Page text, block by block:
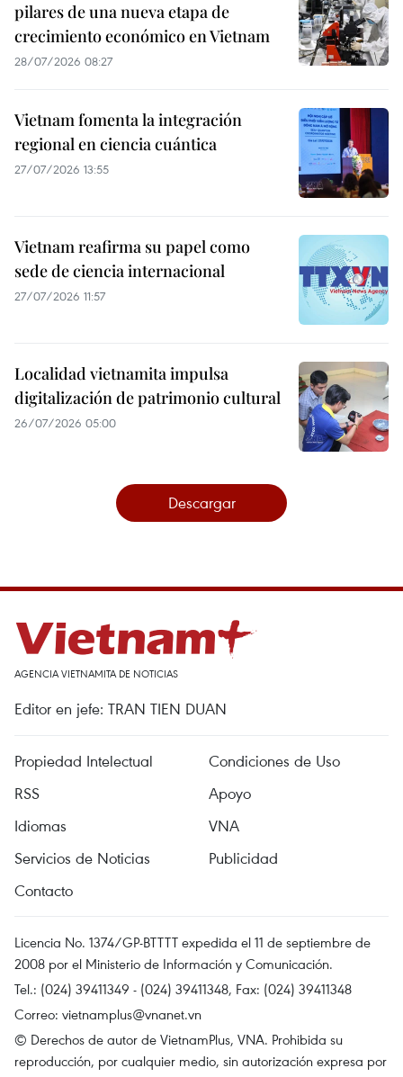
pilares de una nueva etapa de
crecimiento económico en Vietnam
28/07/2026 08:27
Vietnam fomenta la integración
regional en ciencia cuántica
27/07/2026 13:55
Vietnam reafirma su papel como
sede de ciencia internacional
27/07/2026 11:57
Localidad vietnamita impulsa
digitalización de patrimonio cultural
26/07/2026 05:00
Descargar
AGENCIA VIETNAMITA DE NOTICIAS
Editor en jefe: TRAN TIEN DUAN
Propiedad Intelectual
Condiciones de Uso
RSS
Apoyo
Idiomas
VNA
Servicios de Noticias
Publicidad
Contacto
Licencia No. 1374/GP-BTTTT expedida el 11 de septiembre de
2008 por el Ministerio de Información y Comunicación.
Tel.: (024) 39411349 - (024) 39411348, Fax: (024) 39411348
Correo: vietnamplus@vnanet.vn
© Derechos de autor de VietnamPlus, VNA. Prohibida su
reproducción, por cualquier medio, sin autorización expresa por